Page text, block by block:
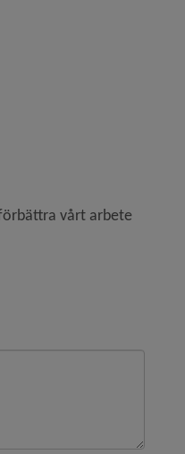
vårt arbete